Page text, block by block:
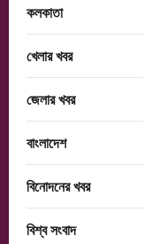
কলকাতা
খেলার খবর
জেলার খবর
বাংলাদেশ
বিনোদনের খবর
বিশ্ব সংবাদ